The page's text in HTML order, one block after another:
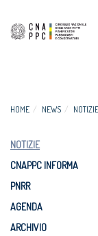
HOME NEWS NOTIZIE
NOTIZIE
CNAPPC INFORMA
PNRR
AGENDA
ARCHIVIO